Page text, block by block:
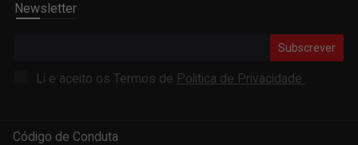
Newsletter
Subscrever
Li e aceito os Termos de Politica de Privacidade .
Código de Conduta